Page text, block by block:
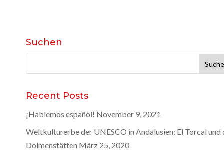
Suchen
nach:
Recent Posts
¡Hablemos español! November 9, 2021
Weltkulturerbe der UNESCO in Andalusien: El Torcal und
Dolmenstätten März 25, 2020